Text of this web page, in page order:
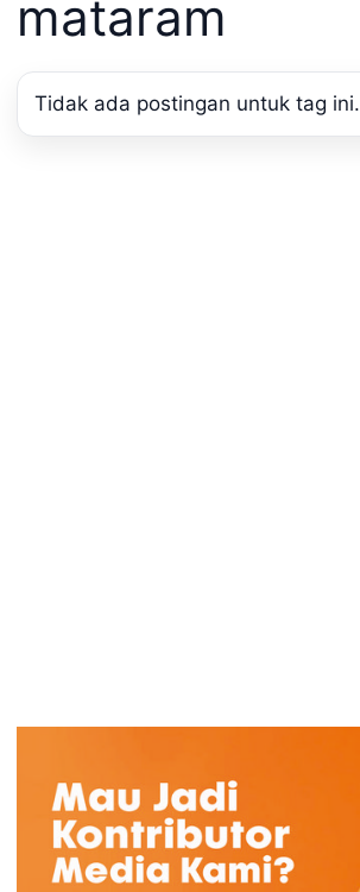
mataram
Tidak ada postingan untuk tag ini.